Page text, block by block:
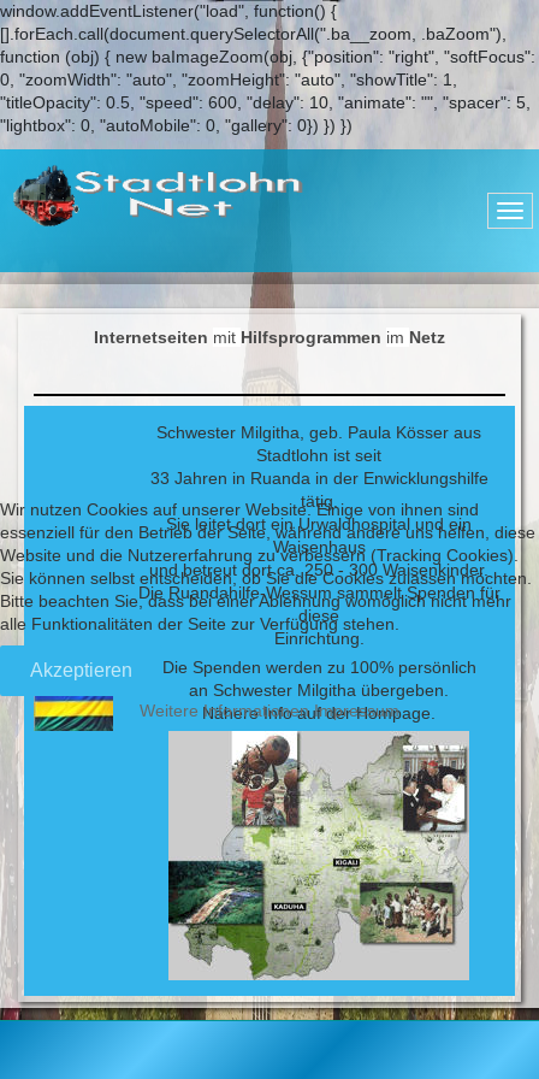
window.addEventListener("load", function() {
[].forEach.call(document.querySelectorAll(".ba__zoom, .baZoom"),
function (obj) { new baImageZoom(obj, {"position": "right", "softFocus":
0, "zoomWidth": "auto", "zoomHeight": "auto", "showTitle": 1,
"titleOpacity": 0.5, "speed": 600, "delay": 10, "animate": "", "spacer": 5,
"lightbox": 0, "autoMobile": 0, "gallery": 0}) }) })
Internetseiten mit Hilfsprogrammen im Netz
Schwester Milgitha, geb. Paula Kösser aus
Stadtlohn ist seit
33 Jahren in Ruanda in der Enwicklungshilfe
tätig.
Sie leitet dort ein Urwaldhospital und ein
Waisenhaus
und betreut dort ca. 250 - 300 Waisenkinder.
Die Ruandahilfe-Wessum sammelt Spenden für
diese
Einrichtung.
Die Spenden werden zu 100% persönlich
an Schwester Milgitha übergeben.
Nähere Info auf der Hompage.
Wir nutzen Cookies auf unserer Website. Einige von ihnen sind
essenziell für den Betrieb der Seite, während andere uns helfen, diese
Website und die Nutzererfahrung zu verbessern (Tracking Cookies).
Sie können selbst entscheiden, ob Sie die Cookies zulassen möchten.
Bitte beachten Sie, dass bei einer Ablehnung womöglich nicht mehr
alle Funktionalitäten der Seite zur Verfügung stehen.
Akzeptieren
Weitere Informationen Impressum